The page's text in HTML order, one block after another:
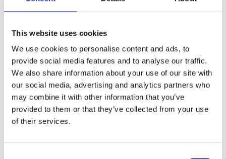
This website uses cookies
We use cookies to personalise content and ads, to
provide social media features and to analyse our traffic.
We also share information about your use of our site with
our social media, advertising and analytics partners who
may combine it with other information that you’ve
provided to them or that they’ve collected from your use
of their services.
vs. Celulă Deschisă
Caracteristică Celulă Închisă
Densitate
30-50 kg/m³
8-15 kg/m³
Conductivitate
termică
λ = 0.021-0.025
W/mK
λ = 0.035-0.039
W/mK
Permeabilitate
vapori
Impermeabilă Permeabilă
Rezistență